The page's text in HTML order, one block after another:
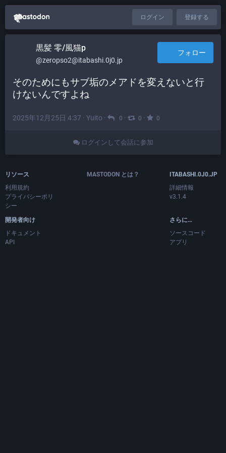
ログイン 登録する
黒髪 零/風猫p
@zeropso2@itabashi.0j0.jp
フォロー
そのためにもサブ垢のメアドを変えないと行
けないんですよね
2025年12月25日 4:37 · Yuito · 0 · 0 · 0
ログインして会話に参加
リソース
利用規約
プライバシーポリ
シー
開発者向け
ドキュメント
API
MASTODON とは？
ITABASHI.0J0.JP
詳細情報
v3.1.4
さらに…
ソースコード
アプリ